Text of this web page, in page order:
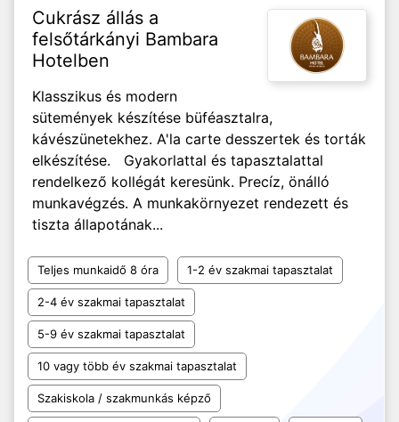
Cukrász állás a
felsőtárkányi Bambara
Hotelben
Klasszikus és modern
sütemények készítése büféasztalra,
kávészünetekhez. A'la carte desszertek és torták
elkészítése. Gyakorlattal és tapasztalattal
rendelkező kollégát keresünk. Precíz, önálló
munkavégzés. A munkakörnyezet rendezett és
tiszta állapotának...
Teljes munkaidő 8 óra 1-2 év szakmai tapasztalat
2-4 év szakmai tapasztalat
5-9 év szakmai tapasztalat
10 vagy több év szakmai tapasztalat
Szakiskola / szakmunkás képző